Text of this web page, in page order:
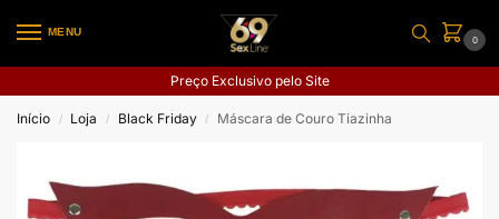
MENU
0
Preço Exclusivo pelo Site
Início / Loja / Black Friday / Máscara de Couro Tiazinha